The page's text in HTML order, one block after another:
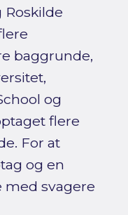
Roskilde
baggrunde,
og
flere
For at
og en
med svagere